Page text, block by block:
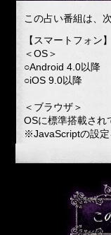
この占い番組は、
【スマートフォン】
＜OS＞
○Android 4.0以降
○iOS 9.0以降
＜ブラウザ＞
OSに標準搭載され
※JavaScriptの設定